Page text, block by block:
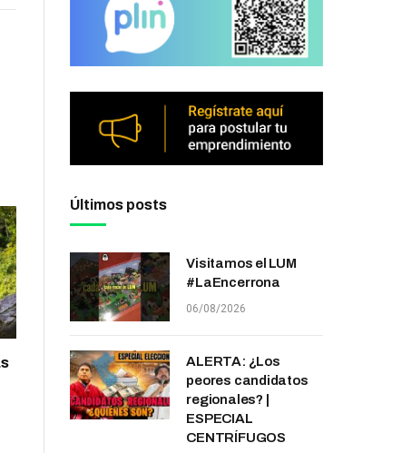
Últimos posts
Visitamos el LUM
#LaEncerrona
06/08/2026
ALERTA: ¿Los
peores candidatos
regionales? |
ESPECIAL
CENTRÍFUGOS